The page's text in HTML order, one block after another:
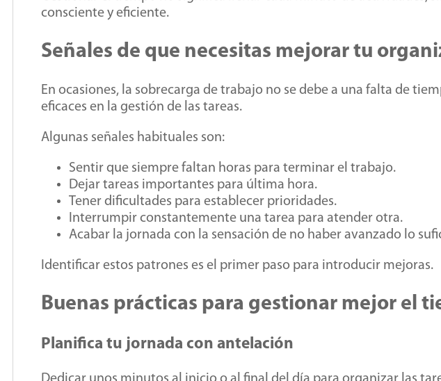
consciente y eficiente.
Señales de que necesitas mejorar tu
En ocasiones, la sobrecarga de trabajo no se debe a una falta de
eficaces en la gestión de las tareas.
Algunas señales habituales son:
Sentir que siempre faltan horas para terminar el trabajo.
Dejar tareas importantes para última hora.
Tener dificultades para establecer prioridades.
Interrumpir constantemente una tarea para atender otra.
Acabar la jornada con la sensación de no haber avanzado lo
Identificar estos patrones es el primer paso para introducir mejoras.
Buenas prácticas para gestionar mejor el
Planifica tu jornada con antelación